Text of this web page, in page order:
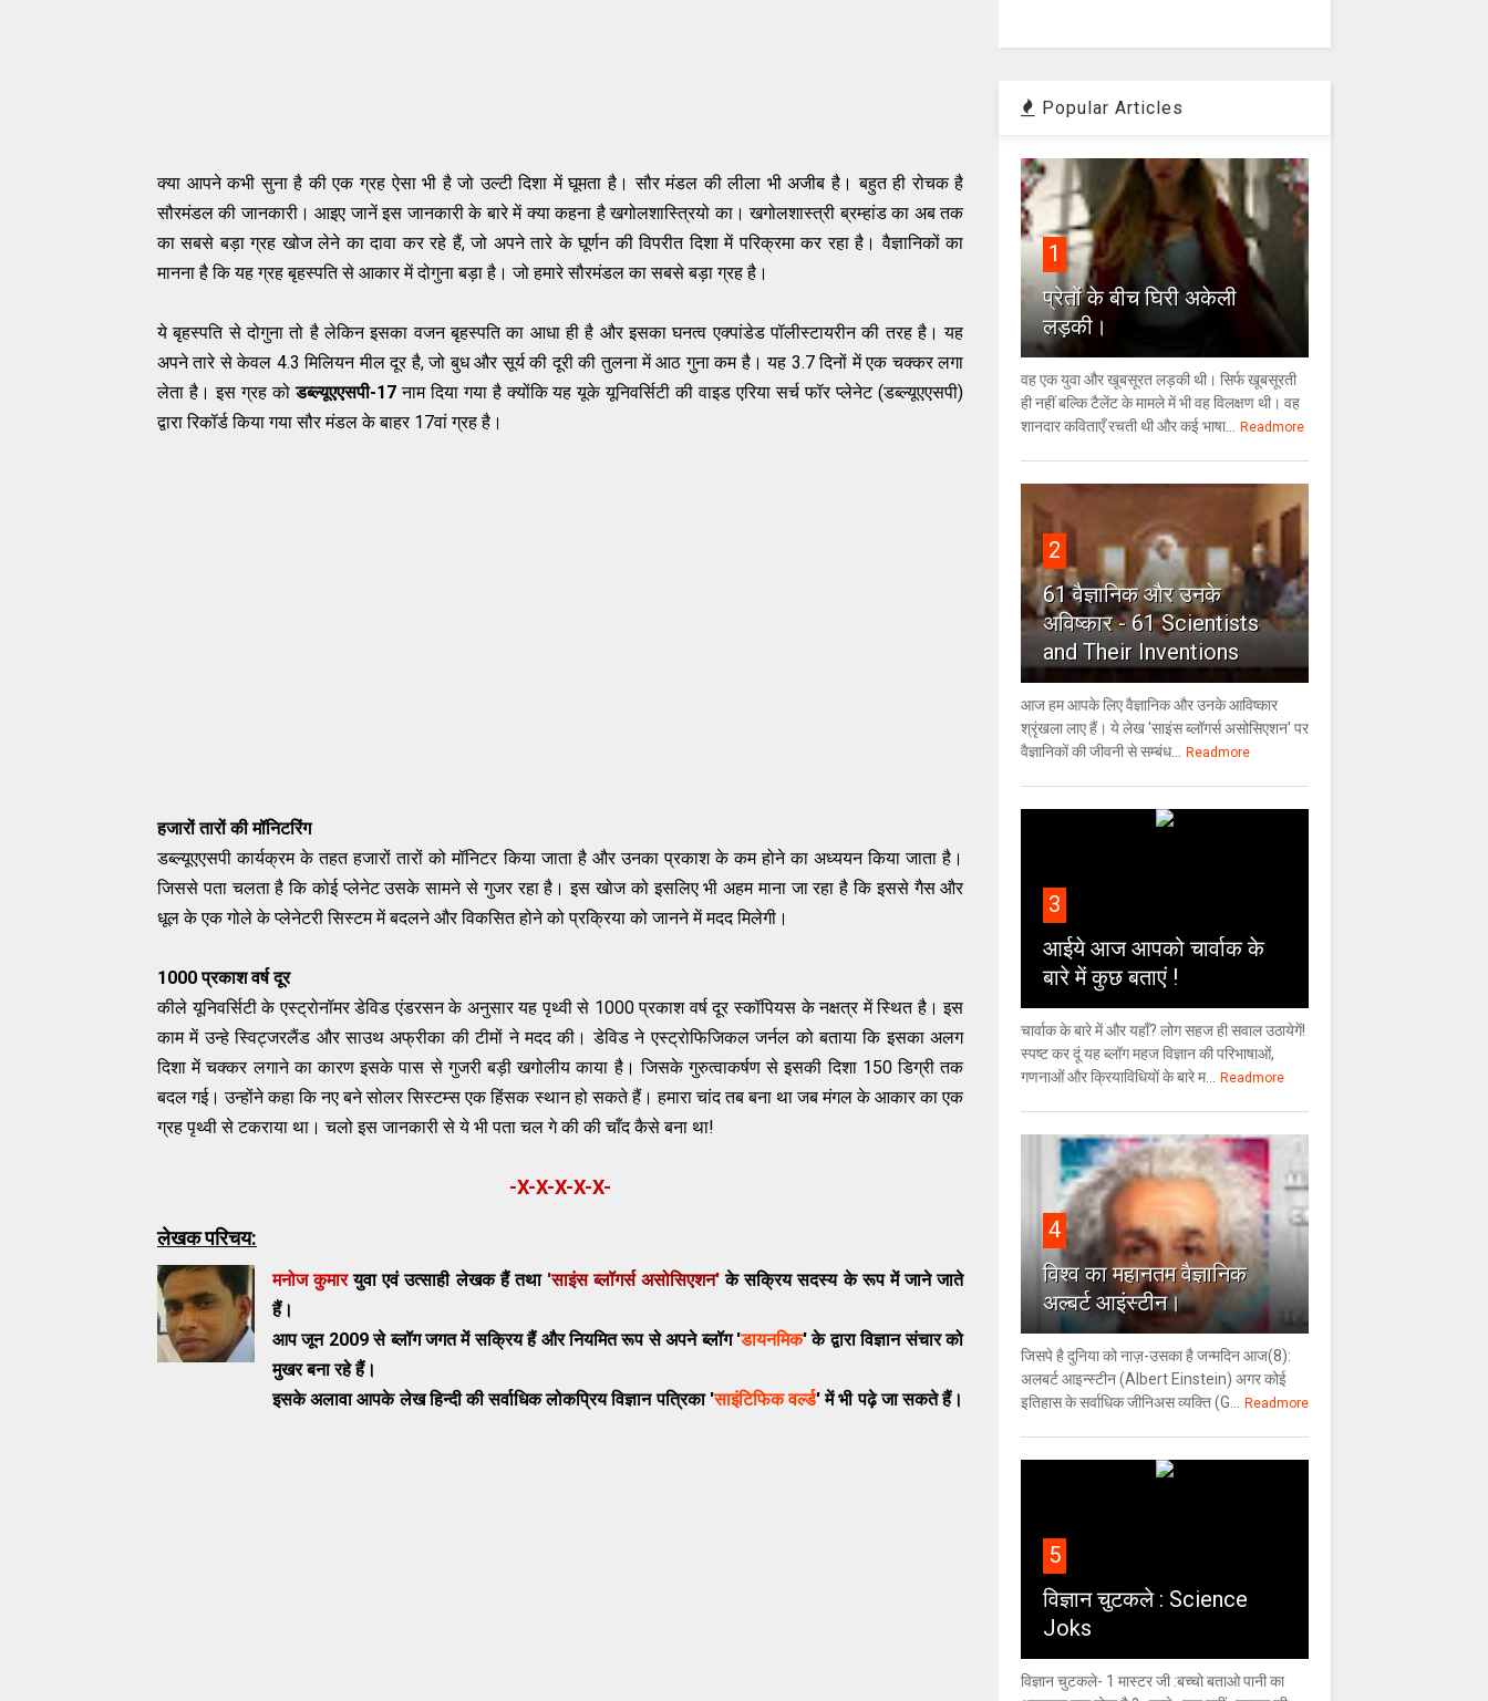
क्या आपने कभी सुना है की एक ग्रह ऐसा भी है जो उल्टी दिशा में घूमता है । सौर मंडल की लीला भी अजीब है। बहुत ही रोचक है
सौरमंडल की जानकारी।आइए जानें इस जानकारी के बारे में क्या कहना है खगोलशास्त्रियो का। खगोलशास्त्री ब्रम्हांड का अब तक
का सबसे बड़ा ग्रह खोज लेने का दावा कर रहे हैं,जो अपने तारे के घूर्णन की विपरीत दिशा में परिक्रमा कर रहा है। वैज्ञानिकों का
मानना है कि यह ग्रह बृहस्पति से आकार में दोगुना बड़ा है। जो हमारे सौरमंडल का सबसे बड़ा ग्रह है।
ये बृहस्पति से दोगुना तो है लेकिन इसका वजन बृहस्पति का आधा ही है और इसका घनत्व एक्पांडेड पॉलीस्टायरीन की तरह है। यह
अपने तारे से केवल 4.3मिलियन मील दूर है,जो बुध और सूर्य की दूरी की तुलना में आठ गुना कम है। यह 3.7दिनों में एक चक्कर लगा
लेता है। इस ग्रह को डब्ल्यूएएसपी-17 नाम दिया गया है क्योंकि यह यूके यूनिवर्सिटी की वाइड एरिया सर्च फॉर प्लेनेट(डब्ल्यूएएसपी)
द्वारा रिकॉर्ड किया गया सौर मंडल के बाहर17वां ग्रह है।
हजारों तारों की मॉनिटरिंग
डब्ल्यूएएसपी कार्यक्रम के तहत हजारों तारों को मॉनिटर किया जाता है और उनका प्रकाश के कम होने का अध्ययन किया जाता है।
जिससे पता चलता है कि कोई प्लेनेट उसके सामने से गुजर रहा है। इस खोज को इसलिए भी अहम माना जा रहा है कि इससे गैस और
धूल के एक गोले के प्लेनेटरी सिस्टम में बदलने और विकसित होने को प्रक्रिया को जानने में मदद मिलेगी।
1000प्रकाश वर्ष दूर
कीले यूनिवर्सिटी के एस्ट्रोनॉमर डेविड एंडरसन के अनुसार यह पृथ्वी से 1000प्रकाश वर्ष दूर स्कॉपियस के नक्षत्र में स्थित है। इस
काम में उन्हे स्विट्जरलैंड और साउथ अफ्रीका की टीमों ने मदद की। डेविड ने एस्ट्रोफिजिकल जर्नल को बताया कि इसका अलग
दिशा में चक्कर लगाने का कारण इसके पास से गुजरी बड़ी खगोलीय काया है। जिसके गुरुत्वाकर्षण से इसकी दिशा150डिग्री तक
बदल गई। उन्होंने कहा कि नए बने सोलर सिस्टम्स एक हिंसक स्थान हो सकते हैं। हमारा चांद तब बना था जब मंगल के आकार का एक
ग्रह पृथ्वी से टकराया था । चलो इस जानकारी से ये भी पता चल गे की की चाँद कैसे बना था!
-X-X-X-X-X-
लेखक परिचय:
मनोज कुमारयुवा एवं उत्साही लेखक हैं तथा 'साइंस ब्लॉगर्स असोसिएशन' के सक्रिय सदस्य के रूप में जाने जाते
हैं।
आप जून 2009 से ब्लॉग जगत में सक्रिय हैं और नियमित रूप से अपने ब्लॉग 'डायनमिक' के द्वारा विज्ञान संचार को
मुखर बना रहे हैं।
इसके अलावा आपके लेख हिन्दी की सर्वाध‍िक लोकप्रियविज्ञानपत्रिका 'साइंटिफिक वर्ल्ड' में भी पढ़े जा सकते हैं।
Popular Articles
1
प्रेतों के बीच घिरी अकेली
लड़की।
वह एक युवा और खूबसूरत लड़की थी। सिर्फ खूबसूरती
ही नहीं बल्कि टैलेंट के मामले में भी वह विलक्षण थी। वह
शानदार कविताएँ रचती थी और कई भाषा...
Readmore
2
61 वैज्ञानिक और उनके
अविष्कार - 61 Scientists
and Their Inventions
आज हम आपके लिए वैज्ञानिक और उनके आविष्कार
श्रृंखला लाए हैं। ये लेख 'साइंस ब्लॉगर्स असोसिएशन' पर
वैज्ञा‍निकों की जीवनी से सम्बंध...
Readmore
3
आईये आज आपको चार्वाक के
बारे में कुछ बताएं !
चार्वाक के बारे में और यहाँ? लोग सहज ही सवाल उठायेगें!
स्पष्ट कर दूं यह ब्लॉग महज विज्ञान की परिभाषाओं,
गणनाओं और क्रियाविधियों के बारे म...
Readmore
4
विश्‍व का महानतम वैज्ञानिक
अल्बर्ट आइंस्टीन।
जिसपे है दुनिया को नाज़-उसका है जन्मदिन आज(8):
अलबर्ट आइन्स्टीन (Albert Einstein) अगर कोई
इतिहास के सर्वाधिक जीनिअस व्यक्ति (G...
Readmore
5
विज्ञान चुटकले : Science
Joks
विज्ञान चुटकले- 1 मास्टर जी :बच्चो बताओ पानी का